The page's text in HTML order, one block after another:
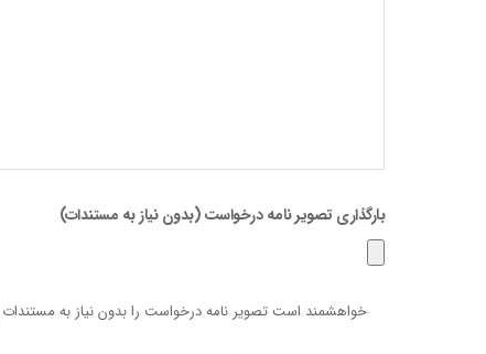
بارگذاری تصویر نامه درخواست (بدون نیاز به مستندات)
خواهشمند است تصویر نامه درخواست را بدون نیاز به